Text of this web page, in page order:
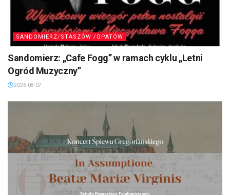
SANDOMIERZ/STASZÓW /OPATÓW
Sandomierz: „Cafe Fogg” w ramach cyklu „Letni
Ogród Muzyczny”
2026-08-07